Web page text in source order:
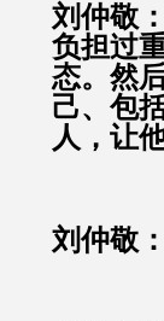
刘仲敬
负担过
态。然
己、包
人，让
刘仲敬